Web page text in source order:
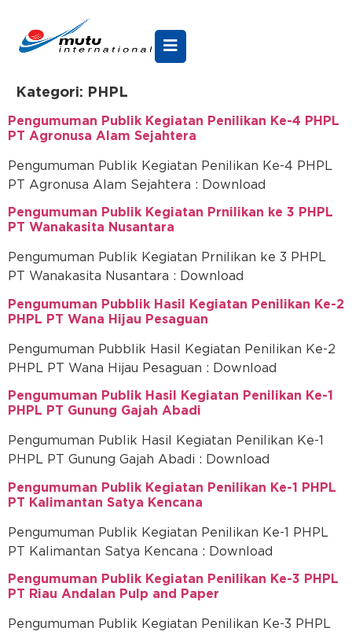
Kategori: PHPL
Pengumuman Publik Kegiatan Penilikan Ke-4 PHPL
PT Agronusa Alam Sejahtera
Pengumuman Publik Kegiatan Penilikan Ke-4 PHPL
PT Agronusa Alam Sejahtera : Download
Pengumuman Publik Kegiatan Prnilikan ke 3 PHPL
PT Wanakasita Nusantara
Pengumuman Publik Kegiatan Prnilikan ke 3 PHPL
PT Wanakasita Nusantara : Download
Pengumuman Pubblik Hasil Kegiatan Penilikan Ke-2
PHPL PT Wana Hijau Pesaguan
Pengumuman Pubblik Hasil Kegiatan Penilikan Ke-2
PHPL PT Wana Hijau Pesaguan : Download
Pengumuman Publik Hasil Kegiatan Penilikan Ke-1
PHPL PT Gunung Gajah Abadi
Pengumuman Publik Hasil Kegiatan Penilikan Ke-1
PHPL PT Gunung Gajah Abadi : Download
Pengumuman Publik Kegiatan Penilikan Ke-1 PHPL
PT Kalimantan Satya Kencana
Pengumuman Publik Kegiatan Penilikan Ke-1 PHPL
PT Kalimantan Satya Kencana : Download
Pengumuman Publik Kegiatan Penilikan Ke-3 PHPL
PT Riau Andalan Pulp and Paper
Pengumuman Publik Kegiatan Penilikan Ke-3 PHPL